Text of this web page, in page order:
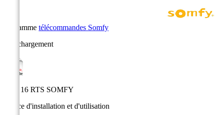
La gamme télécommandes Somfy
Téléchargement
Telis 16 RTS SOMFY
Notice d'installation et d'utilisation